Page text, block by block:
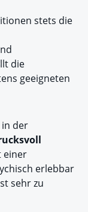
stets die
die
geeigneten
in der
einer
erlebbar
sehr zu